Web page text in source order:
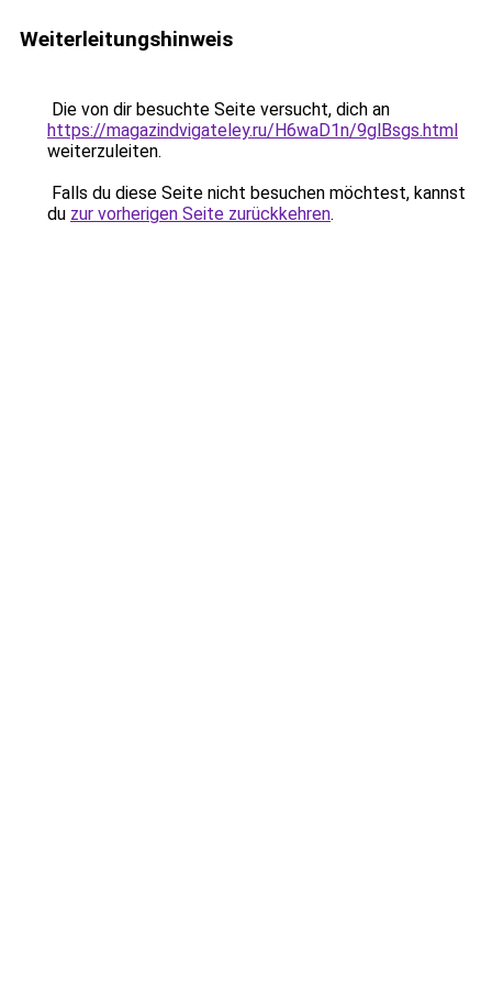
Weiterleitungshinweis
Die von dir besuchte Seite versucht, dich an
https://magazindvigateley.ru/H6waD1n/9glBsgs.html
weiterzuleiten.
Falls du diese Seite nicht besuchen möchtest, kannst
du zur vorherigen Seite zurückkehren.